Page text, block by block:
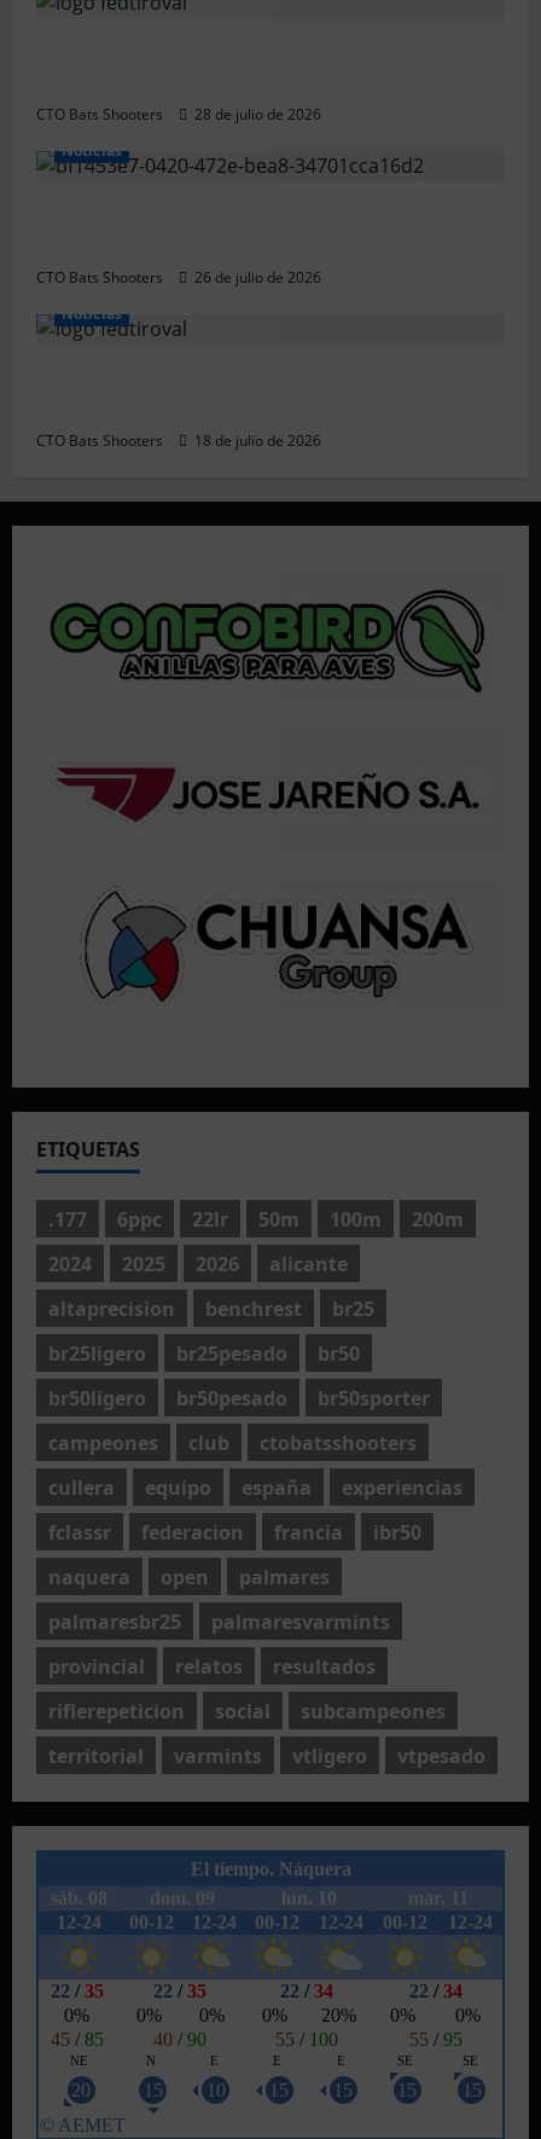
CTO Bats Shooters
28 de julio de 2026
Noticias
CTO Bats Shooters
26 de julio de 2026
Noticias
CTO Bats Shooters 18 de julio de 2026
ETIQUETAS
.177 6ppc 22lr 50m 100m
200m
2024
2025 2026
alicante
altaprecision
benchrest
br25
br25ligero
br25pesado
br50
br50ligero
br50pesado
br50sporter
campeones
club
ctobatsshooters
cullera
equipo españa
experiencias
fclassr
federacion francia
ibr50
naquera
open
palmares
palmaresbr25
palmaresvarmints
provincial
relatos
resultados
riflerepeticion
social
subcampeones
territorial
varmints vtligero vtpesado